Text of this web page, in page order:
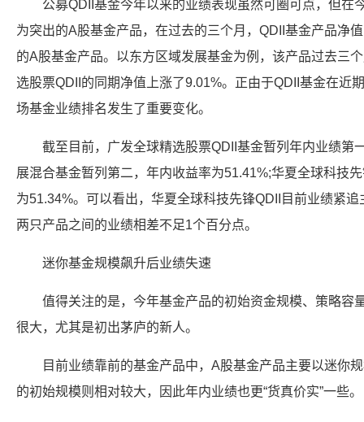
公募QDII基金今年以来的业绩表现虽然可圈可点，但在
为突出的A股基金产品，在过去的三个月，QDII基金产品净
的A股基金产品。以东方区域发展基金为例，该产品过去三
选股票QDII的同期净值上涨了9.01%。正由于QDII基金在近
场基金业绩排名发生了重要变化。
截至目前，广发全球精选股票QDII基金暂列年内业绩第
展混合基金暂列第二，年内收益率为51.41%;华夏全球科技
为51.34%。可以看出，华夏全球科技先锋QDII目前业绩紧
两只产品之间的业绩相差不足1个百分点。
迷你基金规模飙升后业绩失速
值得关注的是，今年基金产品的初始资金规模、策略容
很大，尤其是初出茅庐的新人。
目前业绩靠前的基金产品中，A股基金产品主要以迷你
的初始规模则相对较大，因此年内业绩也更“货真价实”一些。